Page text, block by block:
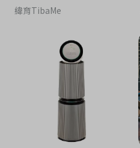
緯育TibaMe